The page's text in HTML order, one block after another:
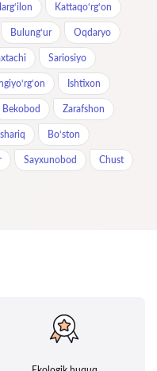
Kattaqo‘rg‘on
Bulung‘ur Oqdaryo
Sariosiyo
Ishtixon
Bekobod Zarafshon
Bo‘ston
Sayxunobod Chust